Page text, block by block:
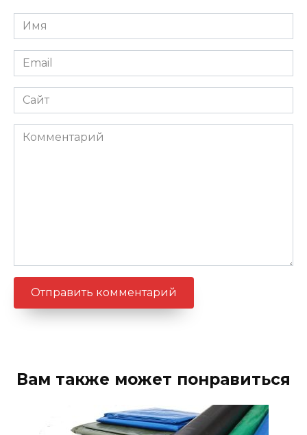
Имя
*
Email
*
Сайт
Комментарий
Вам также может понравиться